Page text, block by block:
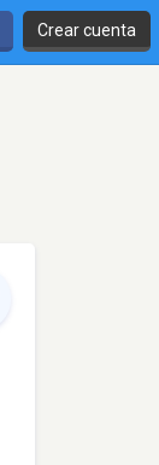
Crear cuenta